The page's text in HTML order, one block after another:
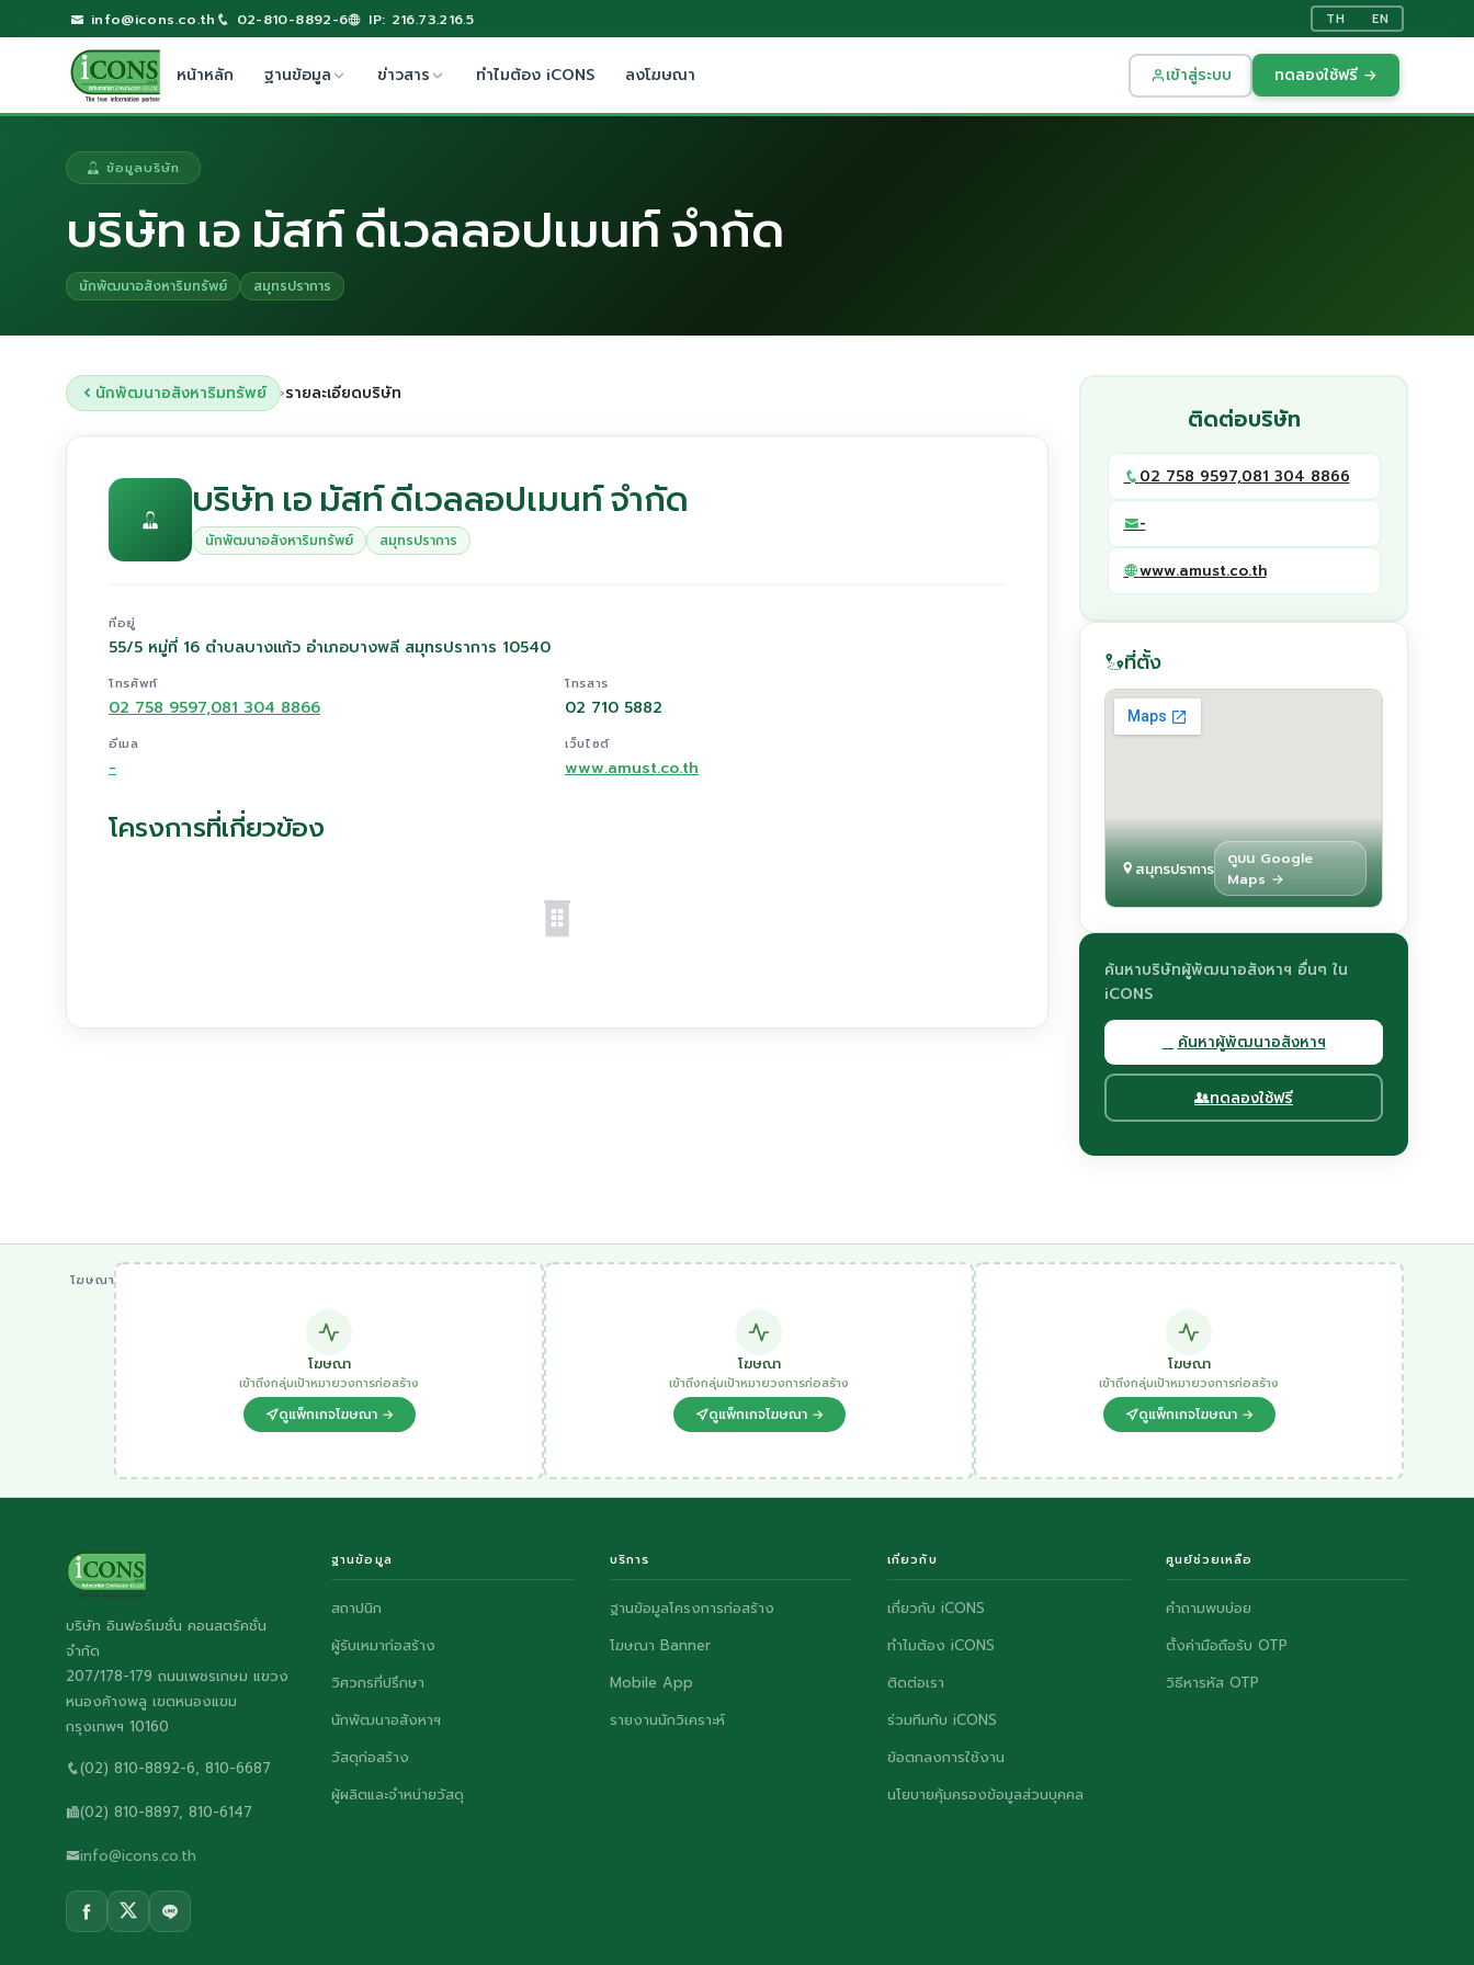
info@icons.co.th 02-810-8892-6 IP: 216.73.216.5 TH EN
หน้าหลัก ฐานข้อมูล ข่าวสาร ทำไมต้อง iCONS ลงโฆษณา เข้าสู่ระบบ ทดลองใช้ฟรี →
ข้อมูลบริษัท
บริษัท เอ มัสท์ ดีเวลลอปเมนท์ จำกัด
นักพัฒนาอสังหาริมทรัพย์ สมุทรปราการ
นักพัฒนาอสังหาริมทรัพย์ ›รายละเอียดบริษัท
บริษัท เอ มัสท์ ดีเวลลอปเมนท์ จำกัด
นักพัฒนาอสังหาริมทรัพย์ สมุทรปราการ
ที่อยู่
55/5 หมู่ที่ 16 ตำบลบางแก้ว อำเภอบางพลี สมุทรปราการ 10540
โทรศัพท์
02 758 9597,081 304 8866
โทรสาร
02 710 5882
อีเมล
-
เว็บไซต์
www.amust.co.th
โครงการที่เกี่ยวข้อง
ติดต่อบริษัท
02 758 9597,081 304 8866
-
www.amust.co.th
ที่ตั้ง
สมุทรปราการ
ดูบน Google
Maps →
ค้นหาบริษัทผู้พัฒนาอสังหาฯ อื่นๆ ใน
iCONS
ค้นหาผู้พัฒนาอสังหาฯ
ทดลองใช้ฟรี
โฆษณา
โฆษณา
เข้าถึงกลุ่มเป้าหมายวงการก่อสร้าง
ดูแพ็กเกจโฆษณา →
โฆษณา
เข้าถึงกลุ่มเป้าหมายวงการก่อสร้าง
ดูแพ็กเกจโฆษณา →
โฆษณา
เข้าถึงกลุ่มเป้าหมายวงการก่อสร้าง
ดูแพ็กเกจโฆษณา →
บริษัท อินฟอร์เมชั่น คอนสตรัคชั่น
จำกัด
207/178-179 ถนนเพชรเกษม แขวง
หนองค้างพลู เขตหนองแขม
กรุงเทพฯ 10160
(02) 810-8892-6, 810-6687
(02) 810-8897, 810-6147
info@icons.co.th
ฐานข้อมูล
สถาปนิก
ผู้รับเหมาก่อสร้าง
วิศวกรที่ปรึกษา
นักพัฒนาอสังหาฯ
วัสดุก่อสร้าง
ผู้ผลิตและจำหน่ายวัสดุ
บริการ
ฐานข้อมูลโครงการก่อสร้าง
โฆษณา Banner
Mobile App
รายงานนักวิเคราะห์
เกี่ยวกับ
เกี่ยวกับ iCONS
ทำไมต้อง iCONS
ติดต่อเรา
ร่วมทีมกับ iCONS
ข้อตกลงการใช้งาน
นโยบายคุ้มครองข้อมูลส่วนบุคคล
ศูนย์ช่วยเหลือ
คำถามพบบ่อย
ตั้งค่ามือถือรับ OTP
วิธีหารหัส OTP